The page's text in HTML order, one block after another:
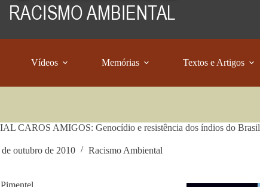
Vídeos Memórias Textos e Artigos
CAROS AMIGOS: Genocídio e resistência dos índios do Brasil
de outubro de 2010 Racismo Ambiental